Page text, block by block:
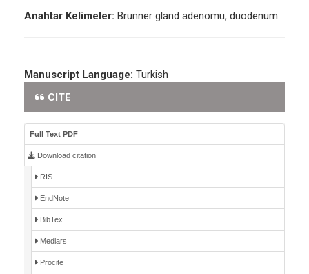
Anahtar Kelimeler: Brunner gland adenomu, duodenum
Manuscript Language: Turkish
CITE
Full Text PDF
Download citation
RIS
EndNote
BibTex
Medlars
Procite